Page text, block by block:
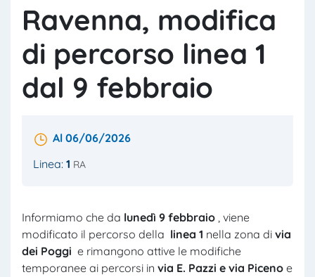
Ravenna, modifica
di percorso linea 1
dal 9 febbraio
Al 06/06/2026
Linea: 1 RA
Informiamo che da lunedì 9 febbraio , viene
modificato il percorso della linea 1 nella zona di via
dei Poggi e rimangono attive le modifiche
temporanee ai percorsi in via E. Pazzi e via Piceno e